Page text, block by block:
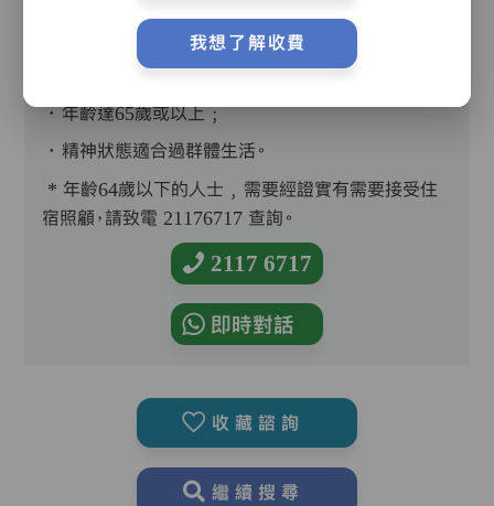
入住條件
．年齡達65歲或以上﹔
．精神狀態適合過群體生活。
* 年齡64歲以下的人士﹐需要經證實有需要接受住
宿照顧，請致電 21176717 查詢。
2117 6717
即時對話
收藏諮詢
繼續搜尋
我想了解收費